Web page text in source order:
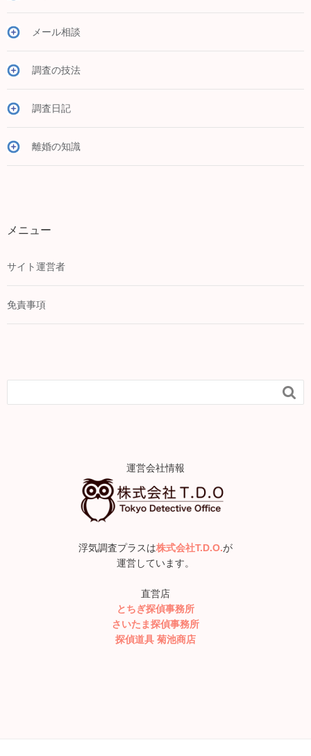
メール相談
調査の技法
調査日記
離婚の知識
メニュー
サイト運営者
免責事項

運営会社情報
浮気調査プラスは株式会社T.D.O.が
運営しています。
直営店
とちぎ探偵事務所
さいたま探偵事務所
探偵道具 菊池商店